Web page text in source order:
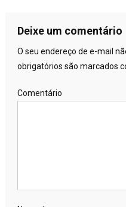
Deixe um comentário
O seu endereço de e-mail
obrigatórios são marcados
Comentário